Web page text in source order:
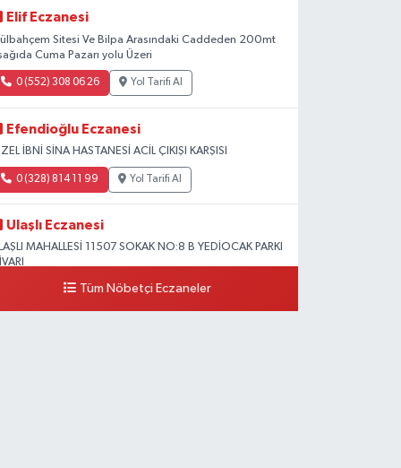
Elif Eczanesi
Sitesi Ve Bilpa Arasındaki Caddeden 200mt
Cuma Pazarı yolu Üzeri
0 (552) 308 06 26 Yol Tarifi Al
Efendioğlu Eczanesi
İBNİ SİNA HASTANESİ ACİL ÇIKIŞI KARŞISI
0 (328) 814 11 99 Yol Tarifi Al
Ulaşlı Eczanesi
MAHALLESİ 11507 SOKAK NO:8 B YEDİOCAK PARKI
0 (546) 158 81 80 Yol Tarifi Al
Tüm Nöbetçi Eczaneler